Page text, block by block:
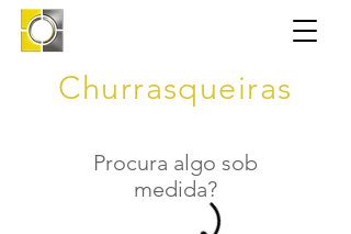
Churrasqueiras
Procura algo sob
medida?